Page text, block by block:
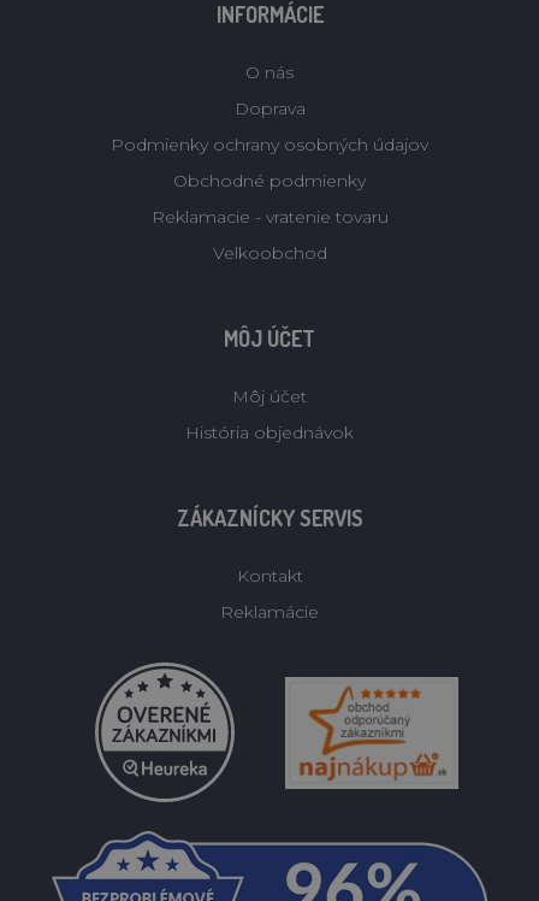
INFORMÁCIE
O nás
Doprava
Podmienky ochrany osobných údajov
Obchodné podmienky
Reklamacie - vratenie tovaru
Velkoobchod
MÔJ ÚČET
Môj účet
História objednávok
ZÁKAZNÍCKY SERVIS
Kontakt
Reklamácie